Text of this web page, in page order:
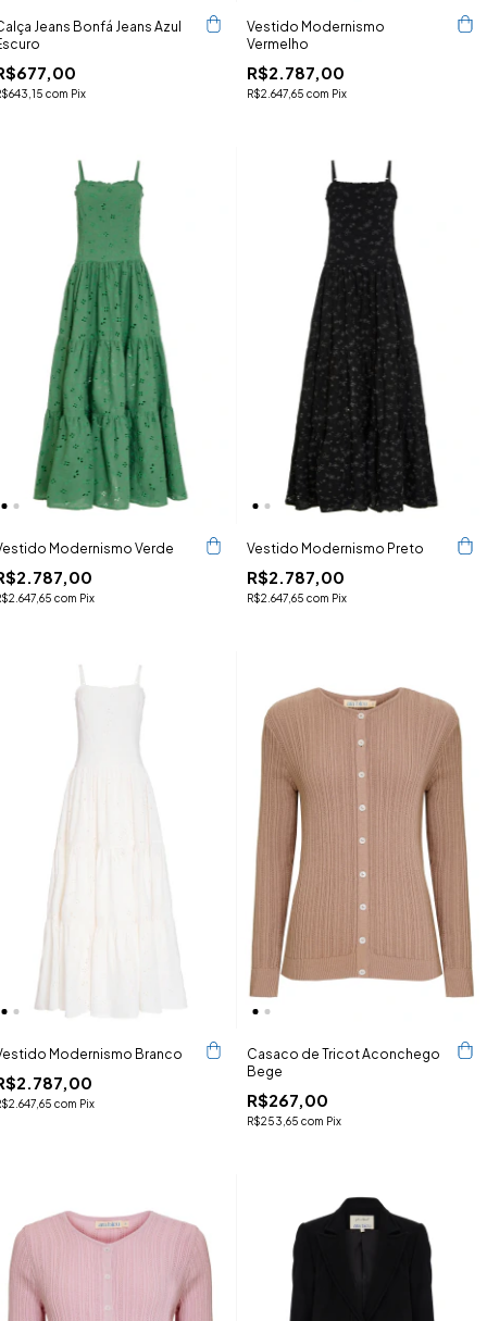
Jeans Bonfá Jeans Azul
com Pix
Vestido Modernismo
Vermelho
R$2.787,00
R$2.647,65 com Pix
Modernismo Verde
com Pix
Vestido Modernismo Preto
R$2.787,00
R$2.647,65 com Pix
Modernismo Branco
com Pix
Casaco de Tricot Aconchego
Bege
R$267,00
R$253,65 com Pix